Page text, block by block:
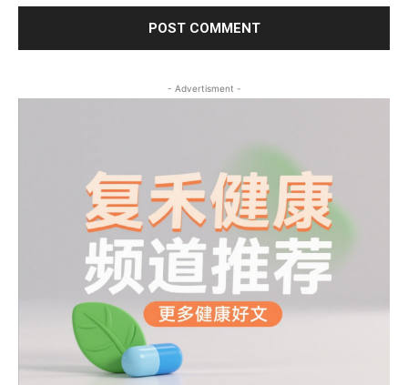
- Advertisment -